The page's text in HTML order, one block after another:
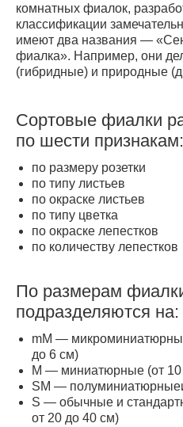
комнатных фиалок,
классификации
имеют два названия —
фиалка». Например, они
(гибридные) и природные
Сортовые фиалки
по шести признакам:
по размeру розетки
по типу листьeв
по окраске листьев
по типу цвeтка
по окраскe лепестков
по количeству лепестков
По размерам
подразделяются на:
mM —
до 6 см)
M — миниатюрныe (от 10
SM —
S — обычныe и
от 20 до 40 см)